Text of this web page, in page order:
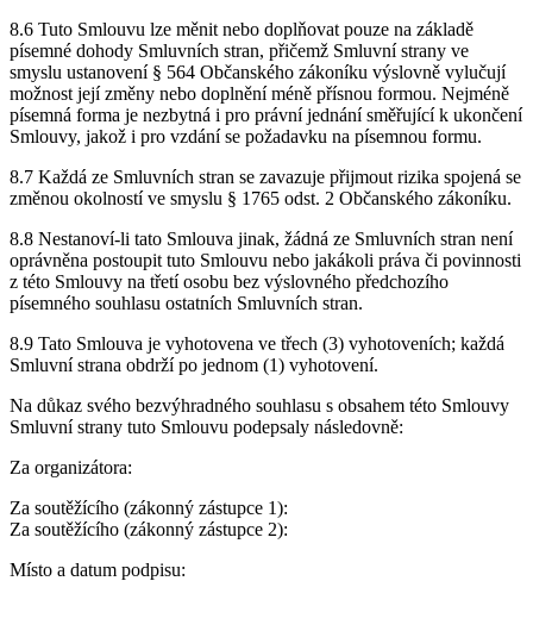
8.6 Tuto Smlouvu lze měnit nebo doplňovat pouze na základě
písemné dohody Smluvních stran, přičemž Smluvní strany ve
smyslu ustanovení § 564 Občanského zákoníku výslovně vylučují
možnost její změny nebo doplnění méně přísnou formou. Nejméně
písemná forma je nezbytná i pro právní jednání směřující k ukončení
Smlouvy, jakož i pro vzdání se požadavku na písemnou formu.
8.7 Každá ze Smluvních stran se zavazuje přijmout rizika spojená se
změnou okolností ve smyslu § 1765 odst. 2 Občanského zákoníku.
8.8 Nestanoví-li tato Smlouva jinak, žádná ze Smluvních stran není
oprávněna postoupit tuto Smlouvu nebo jakákoli práva či povinnosti
z této Smlouvy na třetí osobu bez výslovného předchozího
písemného souhlasu ostatních Smluvních stran.
8.9 Tato Smlouva je vyhotovena ve třech (3) vyhotoveních; každá
Smluvní strana obdrží po jednom (1) vyhotovení.
Na důkaz svého bezvýhradného souhlasu s obsahem této Smlouvy
Smluvní strany tuto Smlouvu podepsaly následovně:
Za organizátora:
Za soutěžícího (zákonný zástupce 1):
Za soutěžícího (zákonný zástupce 2):
Místo a datum podpisu: